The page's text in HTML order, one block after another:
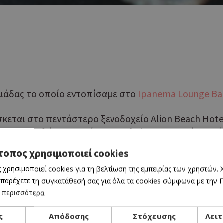
το οποίο εντοπίσαμε στο Ipanema Lounge
στο πεντάστερο ξενοδοχείο Alion Beach
τον χαμηλό φωτισμό και την fusion γευστική
περουβιανό πιάτο,Μilokopi Cevicheμε
φρέσκα φύλλα κόλιανδρου και αβοκάντο.
χρησιμοποιεί cookies
cookies για τη βελτίωση της εμπειρίας των χρηστών.
τη συγκατάθεσή σας για όλα τα cookies σύμφωνα με την
Απόδοσης Στόχευσης